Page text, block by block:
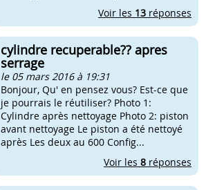
Voir les 13 réponses
cylindre recuperable?? apres
serrage
le 05 mars 2016 à 19:31
Bonjour, Qu' en pensez vous? Est-ce que
je pourrais le réutiliser? Photo 1:
Cylindre après nettoyage Photo 2: piston
avant nettoyage Le piston a été nettoyé
après Les deux au 600 Config...
Voir les 8 réponses